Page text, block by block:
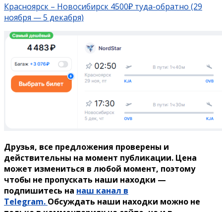
Красноярск – Новосибирск 4500₽ туда-обратно (29
ноября — 5 декабря)
Друзья, все предложения проверены и
действительны на момент публикации. Цена
может измениться в любой момент, поэтому
чтобы не пропускать наши находки —
подпишитесь на наш канал в
Telegram. Обсуждать наши находки можно не